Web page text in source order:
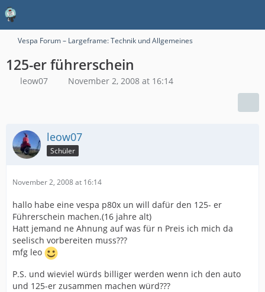
Vespa Forum – Largeframe: Technik und Allgemeines
125-er führerschein
leow07 November 2, 2008 at 16:14
leow07
Schüler
November 2, 2008 at 16:14
hallo habe eine vespa p80x un will dafür den 125- er
Führerschein machen.(16 jahre alt)
Hatt jemand ne Ahnung auf was für n Preis ich mich da
seelisch vorbereiten muss???
mfg leo
P.S. und wieviel würds billiger werden wenn ich den auto
und 125-er zusammen machen würd???